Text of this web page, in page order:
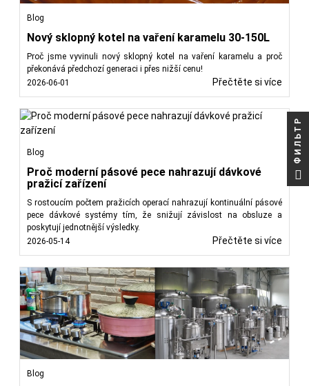
Blog
Nový sklopný kotel na vaření karamelu 30-150L
Proč jsme vyvinuli nový sklopný kotel na vaření karamelu a proč
překonává předchozí generaci i přes nižší cenu!
2026-06-01
Přečtěte si více
Blog
Proč moderní pásové pece nahrazují dávkové
pražicí zařízení
S rostoucím počtem pražicích operací nahrazují kontinuální pásové
pece dávkové systémy tím, že snižují závislost na obsluze a
poskytují jednotnější výsledky.
2026-05-14
Přečtěte si více
Blog
ФИЛЬТР